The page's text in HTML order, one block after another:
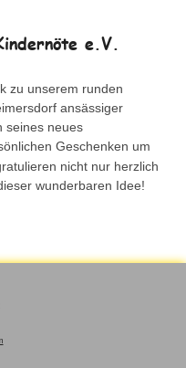
e.V.
zu unserem runden
ansässiger
seines neues
Geschenken um
nicht nur herzlich
wunderbaren Idee!